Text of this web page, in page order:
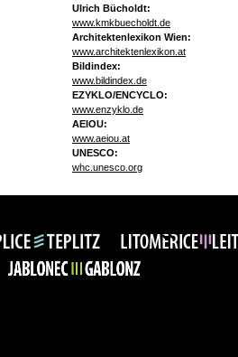
Ulrich Bücholdt:
www.kmkbuecholdt.de
Architektenlexikon Wien:
www.architektenlexikon.at
Bildindex:
www.bildindex.de
EZYKLO/ENCYCLO:
www.enzyklo.de
AEIOU:
www.aeiou.at
UNESCO:
whc.unesco.org